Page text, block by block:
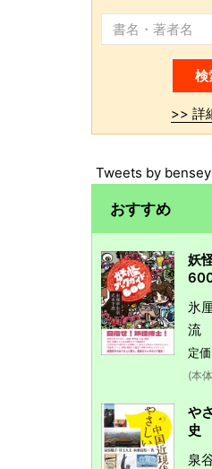
>> 詳
Tweets by
おすすめ
妖
氷
流
定価
(本
や
史
泉